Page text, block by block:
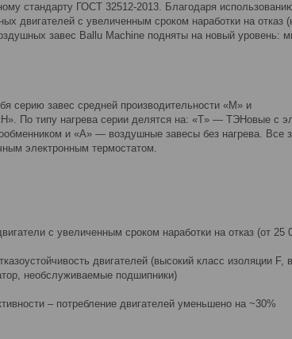
стандарту ГОСТ 32512-2013. Благодаря
двигателей с увеличенным сроком наработки на отказ
завес Ballu Machine подняты на новый уровень:
серию завес средней производительности «M» и
По типу нагрева серии делятся на: «T» — ТЭНовые с
и «А» — воздушные завесы без нагрева. Все
электронным термостатом.
с увеличенным сроком наработки на отказ (от 25
двигателей (высокий класс изоляции F,
необслуживаемые подшипники)
– потребление двигателей уменьшено на ~30%